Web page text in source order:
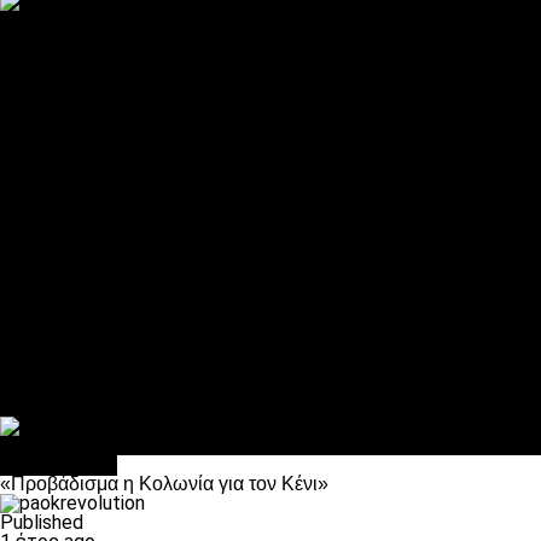
«Προβάδισμα η Κολωνία για τον Κένι»
Published